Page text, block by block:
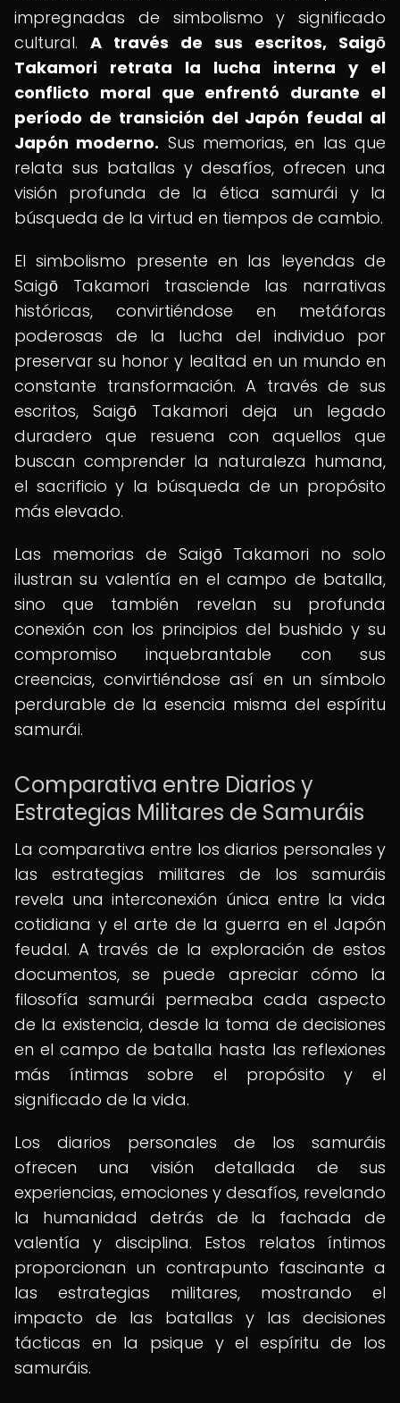
impregnadas de simbolismo y significado
cultural. A través de sus escritos, Saigō
Takamori retrata la lucha interna y el
conflicto moral que enfrentó durante el
período de transición del Japón feudal al
Japón moderno. Sus memorias, en las que
relata sus batallas y desafíos, ofrecen una
visión profunda de la ética samurái y la
búsqueda de la virtud en tiempos de cambio.
El simbolismo presente en las leyendas de
Saigō Takamori trasciende las narrativas
históricas, convirtiéndose en metáforas
poderosas de la lucha del individuo por
preservar su honor y lealtad en un mundo en
constante transformación. A través de sus
escritos, Saigō Takamori deja un legado
duradero que resuena con aquellos que
buscan comprender la naturaleza humana,
el sacrificio y la búsqueda de un propósito
más elevado.
Las memorias de Saigō Takamori no solo
ilustran su valentía en el campo de batalla,
sino que también revelan su profunda
conexión con los principios del bushido y su
compromiso inquebrantable con sus
creencias, convirtiéndose así en un símbolo
perdurable de la esencia misma del espíritu
samurái.
Comparativa entre Diarios y
Estrategias Militares de Samuráis
La comparativa entre los diarios personales y
las estrategias militares de los samuráis
revela una interconexión única entre la vida
cotidiana y el arte de la guerra en el Japón
feudal. A través de la exploración de estos
documentos, se puede apreciar cómo la
filosofía samurái permeaba cada aspecto
de la existencia, desde la toma de decisiones
en el campo de batalla hasta las reflexiones
más íntimas sobre el propósito y el
significado de la vida.
Los diarios personales de los samuráis
ofrecen una visión detallada de sus
experiencias, emociones y desafíos, revelando
la humanidad detrás de la fachada de
valentía y disciplina. Estos relatos íntimos
proporcionan un contrapunto fascinante a
las estrategias militares, mostrando el
impacto de las batallas y las decisiones
tácticas en la psique y el espíritu de los
samuráis.